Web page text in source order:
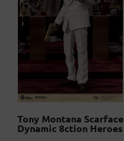
Tony Montana Scarface
Dynamic 8ction Heroes